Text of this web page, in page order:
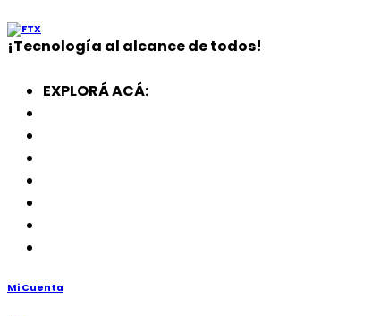
¡Tecnología al alcance de todos!
EXPLORÁ ACÁ:
Mi Cuenta